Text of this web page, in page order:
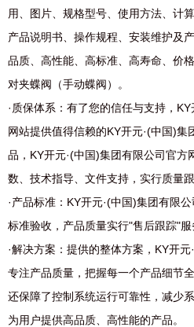
用、图片、规格型号、使用方法、计
产品说明书、操作规程、安装维护及
品质、高性能、高标准、高寿命、价
对夹蝶阀（手动蝶阀）。
·质保体系：有了您的信任与支持，
网站提供值得信赖的KY开元·(中国)
品，KY开元·(中国)集团有限公司官方
数、技术指导、文件支持，实行质量
·产品标准：KY开元·(中国)集团有限
标准验收，产品质量实行"售后跟踪"服
·解决方案：提供的整体方案，KY开
专注产品质量，把握每一个产品细节
还保障了控制系统运行可靠性，减少
为用户提供高品质、高性能的产品。